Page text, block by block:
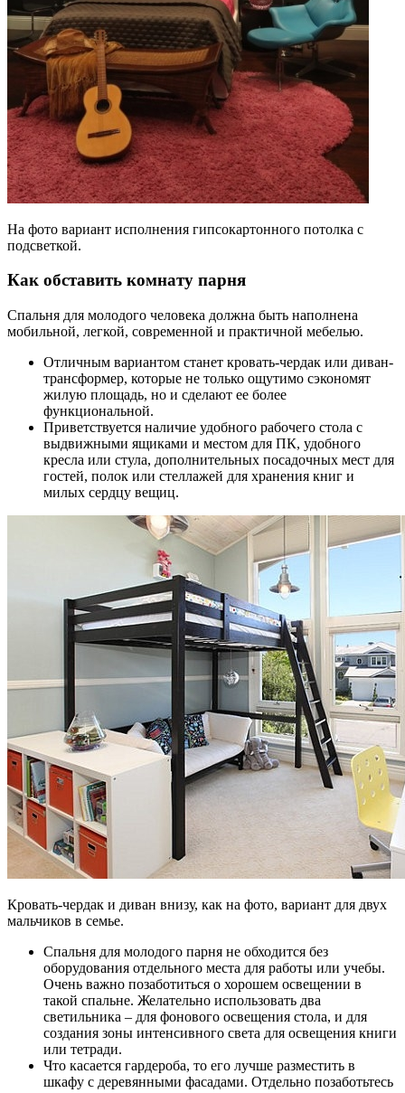
На фото вариант исполнения гипсокартонного потолка с
подсветкой.
Как обставить комнату парня
Спальня для молодого человека должна быть наполнена
мобильной, легкой, современной и практичной мебелью.
Отличным вариантом станет кровать-чердак или диван-
трансформер, которые не только ощутимо сэкономят
жилую площадь, но и сделают ее более
функциональной.
Приветствуется наличие удобного рабочего стола с
выдвижными ящиками и местом для ПК, удобного
кресла или стула, дополнительных посадочных мест для
гостей, полок или стеллажей для хранения книг и
милых сердцу вещиц.
Кровать-чердак и диван внизу, как на фото, вариант для двух
мальчиков в семье.
Спальня для молодого парня не обходится без
оборудования отдельного места для работы или учебы.
Очень важно позаботиться о хорошем освещении в
такой спальне. Желательно использовать два
светильника – для фонового освещения стола, и для
создания зоны интенсивного света для освещения книги
или тетради.
Что касается гардероба, то его лучше разместить в
шкафу с деревянными фасадами. Отдельно позаботьтесь